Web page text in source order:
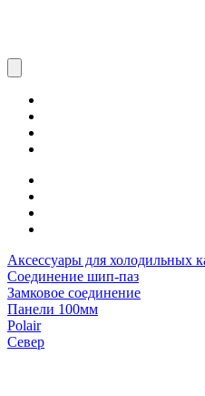
Аксессуары для холодильных
Соединение шип-паз
Замковое соединение
Панели 100мм
Polair
Север